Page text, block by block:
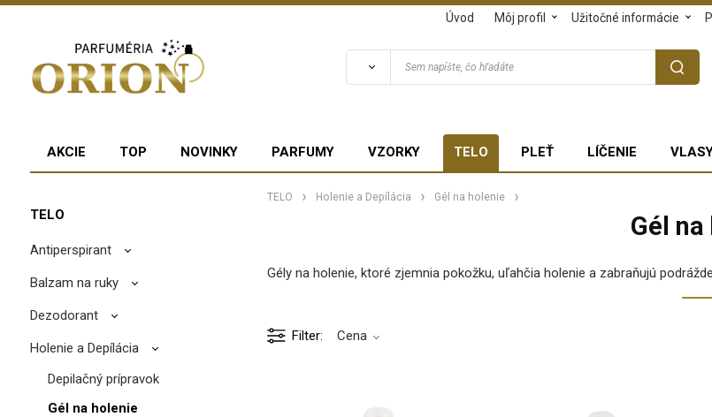
Úvod Môj profil Užitočné informácie
AKCIE TOP NOVINKY PARFUMY VZORKY TELO PLEŤ LÍČENIE
TELO
Antiperspirant
Balzam na ruky
Dezodorant
Holenie a Depílácia
Depilačný prípravok
Gél na holenie
TELO Holenie a Depílácia Gél na holenie
Gél
Gély na holenie, ktoré zjemnia pokožku, uľahčia holenie a zabraňujú
Filter Cena